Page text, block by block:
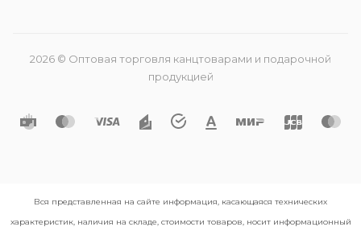
2026 © Оптовая торговля канцтоварами и подарочной
продукцией
Вся представленная на сайте информация, касающаяся технических
характеристик, наличия на складе, стоимости товаров, носит информационный